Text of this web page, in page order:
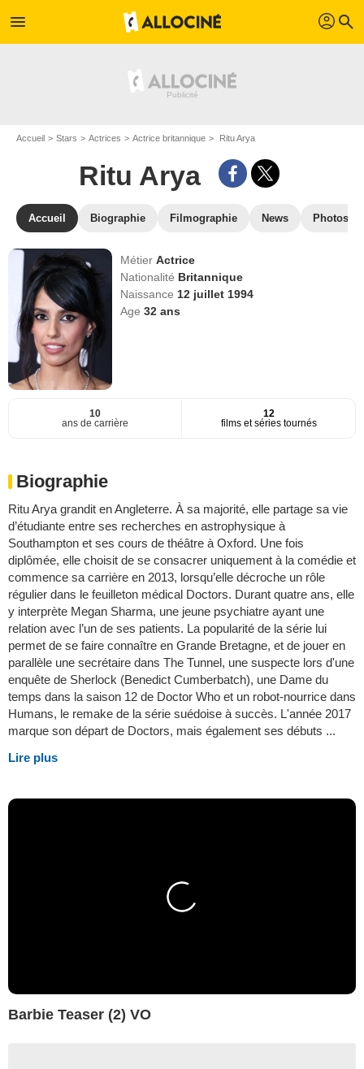
menu profil search
Accueil Stars Actrices Actrice britannique Ritu Arya
Ritu Arya
Accueil Biographie Filmographie News Photos
MétierActrice
Nationalité Britannique
Naissance 12 juillet 1994
Age32 ans
10
ans de carrière
12
films et séries tournés
Biographie
Ritu Arya grandit en Angleterre. À sa majorité, elle partage sa vie
d’étudiante entre ses recherches en astrophysique à
Southampton et ses cours de théâtre à Oxford. Une fois
diplômée, elle choisit de se consacrer uniquement à la comédie et
commence sa carrière en 2013, lorsqu’elle décroche un rôle
régulier dans le feuilleton médical Doctors. Durant quatre ans, elle
y interprète Megan Sharma, une jeune psychiatre ayant une
relation avec l’un de ses patients. La popularité de la série lui
permet de se faire connaître en Grande Bretagne, et de jouer en
parallèle une secrétaire dans The Tunnel, une suspecte lors d'une
enquête de Sherlock (Benedict Cumberbatch), une Dame du
temps dans la saison 12 de Doctor Who et un robot-nourrice dans
Humans, le remake de la série suédoise à succès. L'année 2017
marque son départ de Doctors, mais également ses débuts ...
Lire plus
Barbie Teaser (2) VO